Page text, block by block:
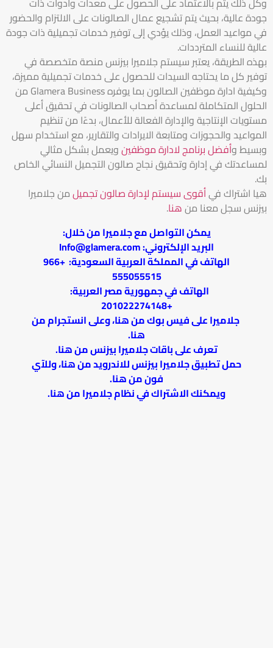
جودة عالية، بحيث يتم تشجيع عمال الصالونات على الالتزام والحضور
في مواعيد العمل، وذلك يؤدي إلى توفير خدمات تجميلية ذات جودة
عالية للنساء المترددات.
بهذه الطريقة، يعتبر سيستم جلاميرا بيزنس منصة متخصصة في
توفير كل ما يحتاجه السيدات للحصول على خدمات تجميلية مميزة،
وكيفية ادارة موظفين الصالون بما يوفره Glamera Business من
الحلول المتكاملة لمساعدة أصحاب الصالونات في تحقيق أعلى
مستويات الإنتاجية والإدارة الفعالة للأعمال، بدءًا من تنظيم
المواعيد والحجوزات ومتابعة الايرادات والتقارير، مع استخدام سهل
وبسيط وأفضل برنامج لادارة موظفينويعمل بشكل مثالي
لمساعدتك في إدارة وتحقيق نجاح صالون التجميل النسائي الخاص
بك.
هيا اشتراك فيأقوى سيستم لإدارة صالون تجميلمن جلاميرا
بيزنس سجل معنا منهنا.
يمكن التواصل مع جلاميرا من خلال:
البريد الإلكتروني:Info@glamera.com
الهاتف في المملكة العربية السعودية: +966
555055515
الهاتف في جمهورية مصر العربية:
+201022274148
جلاميرا على فيس بوك منهنا، وعلى انستجرام من
هنا.
تعرف على باقات جلاميرا بيزنس منهنا.
حمل تطبيق جلاميرا بيزنس للاندرويد منهنا، وللآي
فون منهنا.
ويمكنك الاشتراك في نظام جلاميرا منهنا.